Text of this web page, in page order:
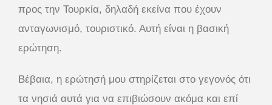
προς την Τουρκία, δηλαδή εκείνα που έχουν
ανταγωνισμό, τουριστικό. Αυτή είναι η βασική
ερώτηση.
Βέβαια, η ερώτησή μου στηρίζεται στο γεγονός ότι
τα νησιά αυτά για να επιβιώσουν ακόμα και επί